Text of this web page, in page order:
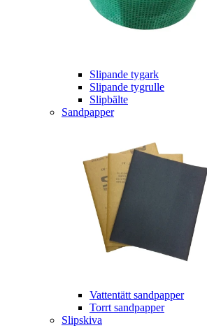
Slipande tygark
Slipande tygrulle
Slipbälte
Sandpapper
Vattentätt sandpapper
Torrt sandpapper
Slipskiva